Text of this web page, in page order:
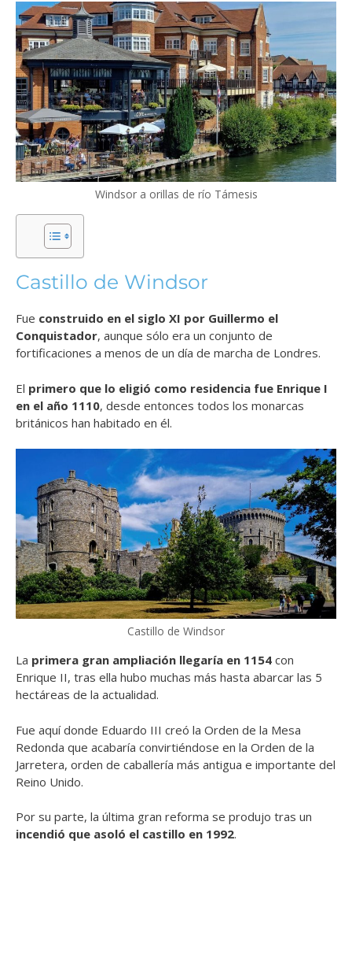
Windsor a orillas de río Támesis
Castillo de Windsor
Fue construido en el siglo XI por Guillermo el
Conquistador, aunque sólo era un conjunto de
fortificaciones a menos de un día de marcha de Londres.
El primero que lo eligió como residencia fue Enrique I
en el año 1110, desde entonces todos los monarcas
británicos han habitado en él.
Castillo de Windsor
La primera gran ampliación llegaría en 1154 con
Enrique II, tras ella hubo muchas más hasta abarcar las 5
hectáreas de la actualidad.
Fue aquí donde Eduardo III creó la Orden de la Mesa
Redonda que acabaría convirtiéndose en la Orden de la
Jarretera, orden de caballería más antigua e importante del
Reino Unido.
Por su parte, la última gran reforma se produjo tras un
incendió que asoló el castillo en 1992.